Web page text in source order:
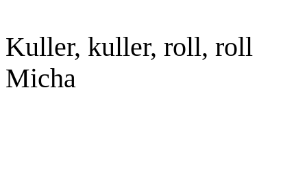
Kuller, kuller, roll, roll
Micha